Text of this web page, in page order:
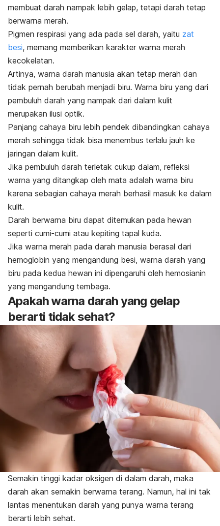
membuat darah nampak lebih gelap, tetapi darah tetap
berwarna merah.
Pigmen respirasi yang ada pada sel darah, yaitu zat
besi, memang memberikan karakter warna merah
kecokelatan.
Artinya, warna darah manusia akan tetap merah dan
tidak pernah berubah menjadi biru. Warna biru yang dari
pembuluh darah yang nampak dari dalam kulit
merupakan ilusi optik.
Panjang cahaya biru lebih pendek dibandingkan cahaya
merah sehingga tidak bisa menembus terlalu jauh ke
jaringan dalam kulit.
Jika pembuluh darah terletak cukup dalam, refleksi
warna yang ditangkap oleh mata adalah warna biru
karena sebagian cahaya merah berhasil masuk ke dalam
kulit.
Darah berwarna biru dapat ditemukan pada hewan
seperti cumi-cumi atau kepiting tapal kuda.
Jika warna merah pada darah manusia berasal dari
hemoglobin yang mengandung besi, warna darah yang
biru pada kedua hewan ini dipengaruhi oleh hemosianin
yang mengandung tembaga.
Apakah warna darah yang gelap
berarti tidak sehat?
Semakin tinggi kadar oksigen di dalam darah, maka
darah akan semakin berwarna terang. Namun, hal ini tak
lantas menentukan darah yang punya warna terang
berarti lebih sehat.